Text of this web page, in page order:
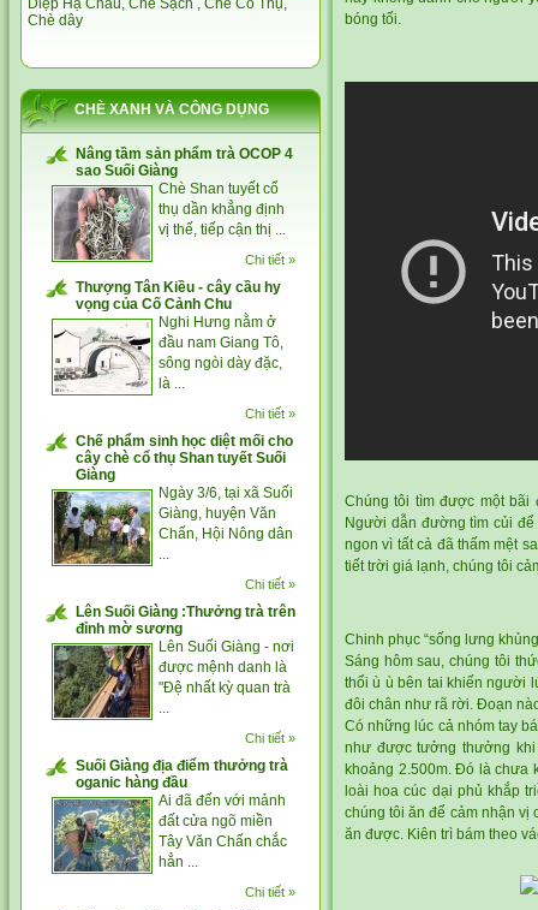
Diệp Hạ Châu, Chè Sạch , Chè Cổ Thụ,
Chè dây
CHÈ XANH VÀ CÔNG DỤNG
Nâng tầm sản phẩm trà OCOP 4
sao Suối Giàng
Chè Shan tuyết cổ
thụ dần khẳng định
vị thế, tiếp cận thị ...
Chi tiết »
Thượng Tân Kiều - cây cầu hy
vọng của Cố Cảnh Chu
Nghi Hưng nằm ở
đầu nam Giang Tô,
sông ngòi dày đặc,
là ...
Chi tiết »
Chế phẩm sinh học diệt mối cho
cây chè cổ thụ Shan tuyết Suối
Giàng
Ngày 3/6, tại xã Suối
Giàng, huyện Văn
Chấn, Hội Nông dân
...
Chi tiết »
Lên Suối Giàng :Thưởng trà trên
đỉnh mờ sương
Lên Suối Giàng - nơi
được mệnh danh là
"Đệ nhất kỳ quan trà
...
Chi tiết »
Suối Giàng địa điểm thưởng trà
oganic hàng đầu
Ai đã đến với mảnh
đất cửa ngõ miền
Tây Văn Chấn chắc
hẳn ...
Chi tiết »
bóng tối.
Chúng tôi tìm được một bãi
Người dẫn đường tìm củi
ngon vì tất cả đã thấm mệt
tiết trời giá lạnh, chúng tôi
Chinh phục “sống lưng
Sáng hôm sau, chúng tôi
thổi ù ù bên tai khiến người
đôi chân như rã rời. Đoạn
Có những lúc cả nhóm tay
như được tưởng thưởng
khoảng 2.500m. Đó là chưa
loài hoa cúc dại phủ khắp
chúng tôi ăn để cảm nhận
ăn được. Kiên trì bám theo